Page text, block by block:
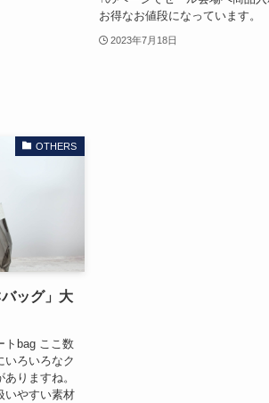
お得なお値段になっています。
2023年7月18日
OTHERS
ッグ」大
トbag ここ数
いろいろなク
りますね。
いやすい素材